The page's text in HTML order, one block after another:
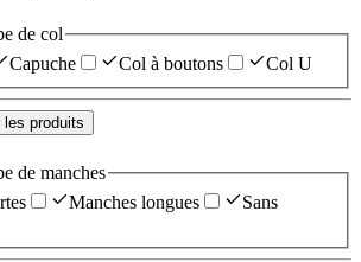
de col
Capuche Col à boutons Col U
produits
de manches
Manches longues
Sans